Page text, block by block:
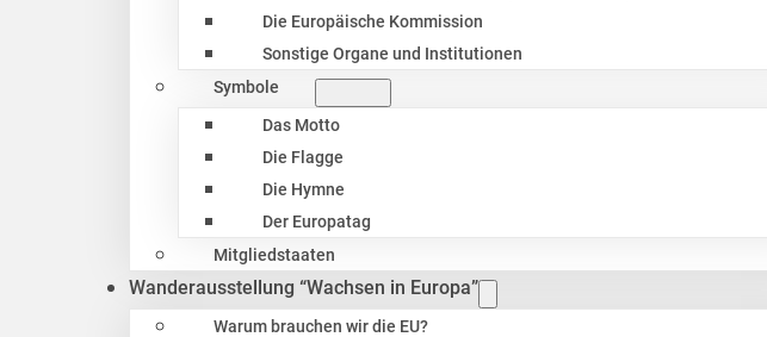
Die Europäische Kommission
Sonstige Organe und Institutionen
Symbole
Das Motto
Die Flagge
Die Hymne
Der Europatag
Mitgliedstaaten
Wanderausstellung “Wachsen in Europa”
Warum brauchen wir die EU?